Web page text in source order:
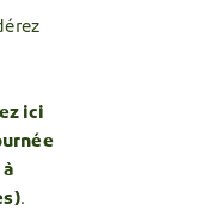
ici
.